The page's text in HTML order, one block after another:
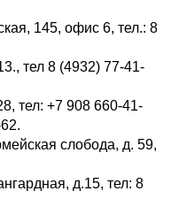
145, офис 6, тел.: 8
тел 8 (4932) 77-41-
тел: +7 908 660-41-
слобода, д. 59,
д.15, тел: 8